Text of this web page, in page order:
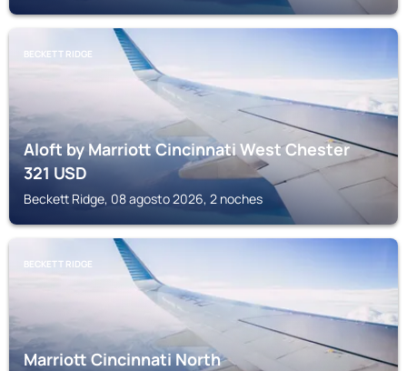
BECKETT RIDGE
Aloft by Marriott Cincinnati West Chester
321USD
Beckett Ridge, 08 agosto 2026, 2 noches
BECKETT RIDGE
Marriott Cincinnati North